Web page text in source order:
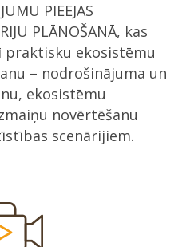
PIEEJAS
PLĀNOŠANĀ, kas
praktisku ekosistēmu
– nodrošinājuma un
ekosistēmu
novērtēšanu
scenārijiem.